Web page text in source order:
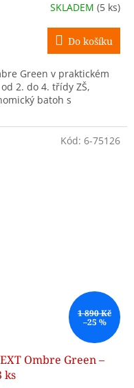
SKLADEM (5 ks)
Do košíku
Green v praktickém
2. do 4. třídy ZŠ,
batoh s
1 890 Kč
–25 %
Ombre Green –
ks
Kód: 6-75126